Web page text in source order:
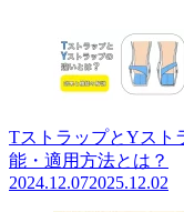
TストラップとYスト
能・適用方法とは？
2024.12.072025.12.02